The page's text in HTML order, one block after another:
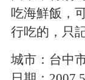
吃海鮮飯，
行吃的，只
城市： 台中